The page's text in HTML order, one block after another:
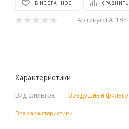
В ИЗБРАННОЕ СРАВНИТЬ
Артикул: LA-184
Характеристики
Вид фильтра — Воздушный фильтр
Все характеристики